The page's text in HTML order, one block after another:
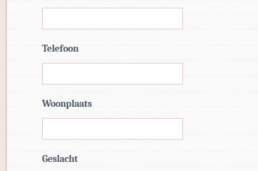
Telefoon
Woonplaats
Geslacht